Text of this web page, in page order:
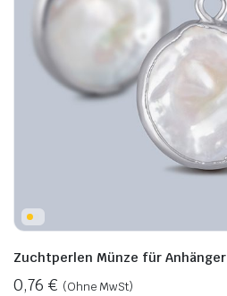
Zuchtperlen Münze für Anhänger
0,76 € (Ohne MwSt)